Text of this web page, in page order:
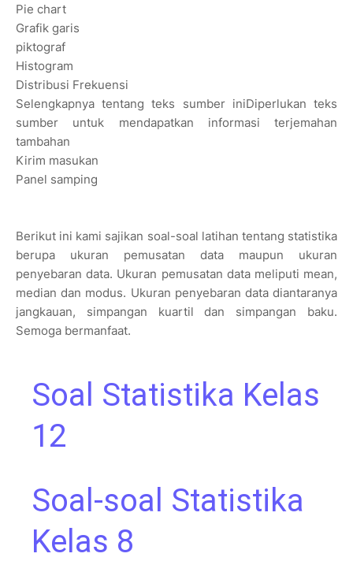
Pie chart
Grafik garis
piktograf
Histogram
Distribusi Frekuensi
Selengkapnya tentang teks sumber iniDiperlukan teks
sumber untuk mendapatkan informasi terjemahan
tambahan
Kirim masukan
Panel samping
Berikut ini kami sajikan soal-soal latihan tentang statistika
berupa ukuran pemusatan data maupun ukuran
penyebaran data. Ukuran pemusatan data meliputi mean,
median dan modus. Ukuran penyebaran data diantaranya
jangkauan, simpangan kuartil dan simpangan baku.
Semoga bermanfaat.
Soal Statistika Kelas
12
Soal-soal Statistika
Kelas 8